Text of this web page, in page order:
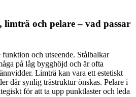
och pelare – vad passar
och utseende. Stålbalkar
på låg bygghöjd och är ofta
Limträ kan vara ett estetiskt
där synlig trästruktur önskas. Pelare i
för att ta upp punktlaster och leda